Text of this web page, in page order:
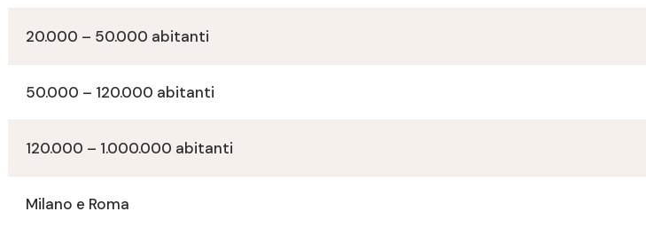
20.000 – 50.000 abitanti
50.000 – 120.000 abitanti
120.000 – 1.000.000 abitanti
Milano e Roma